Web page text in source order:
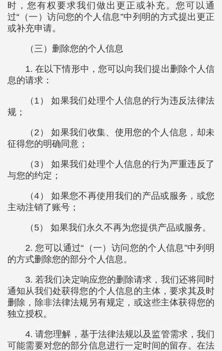
时，您有权要求我们做出更正或补充。您可以通
过“（一）访问您的个人信息”中列明的方式提出更正
或补充申请。
（三）删除您的个人信息
1. 在以下情形中，您可以向我们提出删除个人信
息的请求：
（1） 如果我们处理个人信息的行为违反法律法
规；
（2） 如果我们收集、使用您的个人信息，却未
征得您的明确同意；
（3） 如果我们处理个人信息的行为严重违反了
与您的约定；
（4） 如果您不再使用我们的产品或服务，或您
主动注销了账号；
（5） 如果我们永久不再为您提供产品或服务。
2. 您可以通过“（一）访问您的个人信息”中列明
的方式删除您的部分个人信息。
3. 若我们决定响应您的删除请求，我们还将同时
通知从我们处获得您的个人信息的主体，要求其及时
删除，除非法律法规另有规定，或这些主体获得您的
独立授权。
4. 请您理解，基于法律法规以及监管需求，我们
可能需要对您的部分信息进行一定时间的留存。在法